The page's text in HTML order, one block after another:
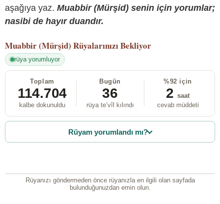
aşağıya yaz. Muabbir (Mürşid) senin için yorumlar;
nasibi de hayır duandır.
Muabbir (Mürşid) Rüyalarınızı Bekliyor
rüya yorumluyor
Toplam
114.704
kalbe dokunuldu
Bugün
36
rüya te’vîl kılındı
%92 için
2 saat
cevab müddeti
Rüyam yorumlandı mı?
Rüyanızı göndermeden önce rüyanızla en ilgili olan sayfada
bulunduğunuzdan emin olun.